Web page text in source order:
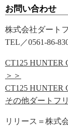
お問い合わせ
株式会社ダート
TEL／0561-86-
CT125 HUNTER
＞＞
CT125 HUNTER
その他ダートフ
リリース＝株式